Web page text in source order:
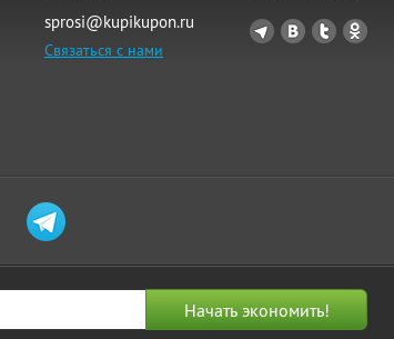
sprosi@kupikupon.ru
Связаться с нами